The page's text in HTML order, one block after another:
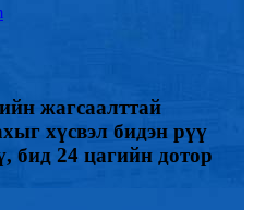
жагсаалттай
хүсвэл бидэн рүү
бид 24 цагийн дотор